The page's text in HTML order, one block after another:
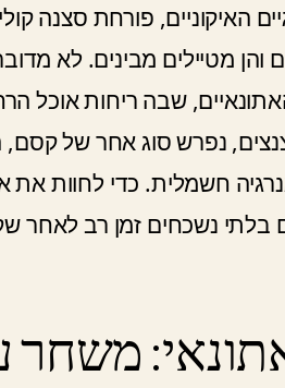
האיקוניים, פורחת סצנה
מטיילים מבינים. לא
שבה ריחות אוכל
נפרש סוג אחר של קסם,
חשמלית. כדי לחוות
בלתי נשכחים זמן רב לאחר
משחר